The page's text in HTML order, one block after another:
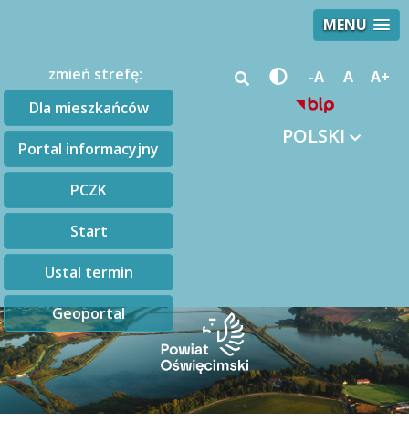
MENU
zmień strefę:
Dla mieszkańców
Portal informacyjny
PCZK
Start
Ustal termin
Geoportal
-A A A+
POLSKI